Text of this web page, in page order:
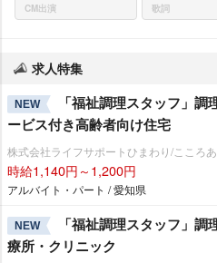
CM出演 歌詞
求人特集
NEW
「福祉調理スタッフ」
ービス付き高齢者向け住宅
株式会社ライフサポートひまわり/こころ
時給1,140円～1,200円
アルバイト・パート / 愛知県
NEW
「福祉調理スタッフ」
療所・クリニック